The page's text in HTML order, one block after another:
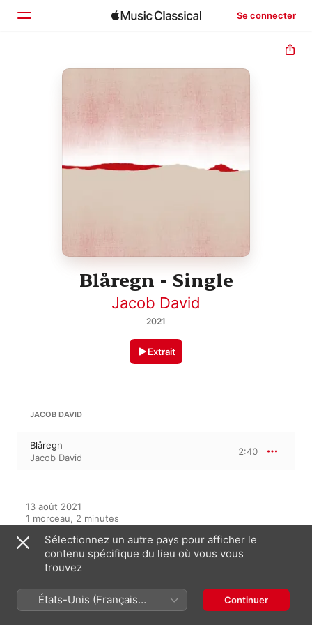
Se connecter
Accueil
Rechercher
Blåregn - Single
Jacob David
2021
Extrait
JACOB DAVID
Blåregn
Jacob David
2:40
13 août 2021
1 morceau, 2 minutes
LABEL
Moderna Records
Sélectionnez un autre pays pour afficher le
contenu spécifique du lieu où vous vous
trouvez
États-Unis (Français
France)
Continuer